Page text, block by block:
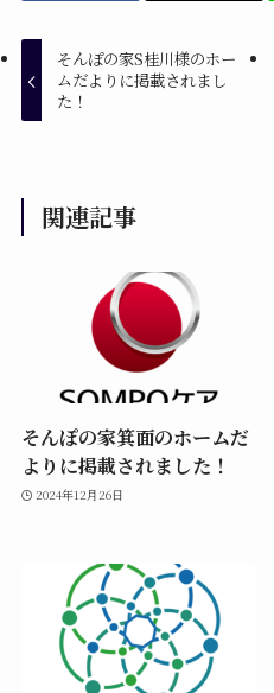
そんぽの家S桂川様のホー
ムだよりに掲載されまし
た！
関連記事
そんぽの家箕面のホームだ
よりに掲載されました！
2024年12月26日